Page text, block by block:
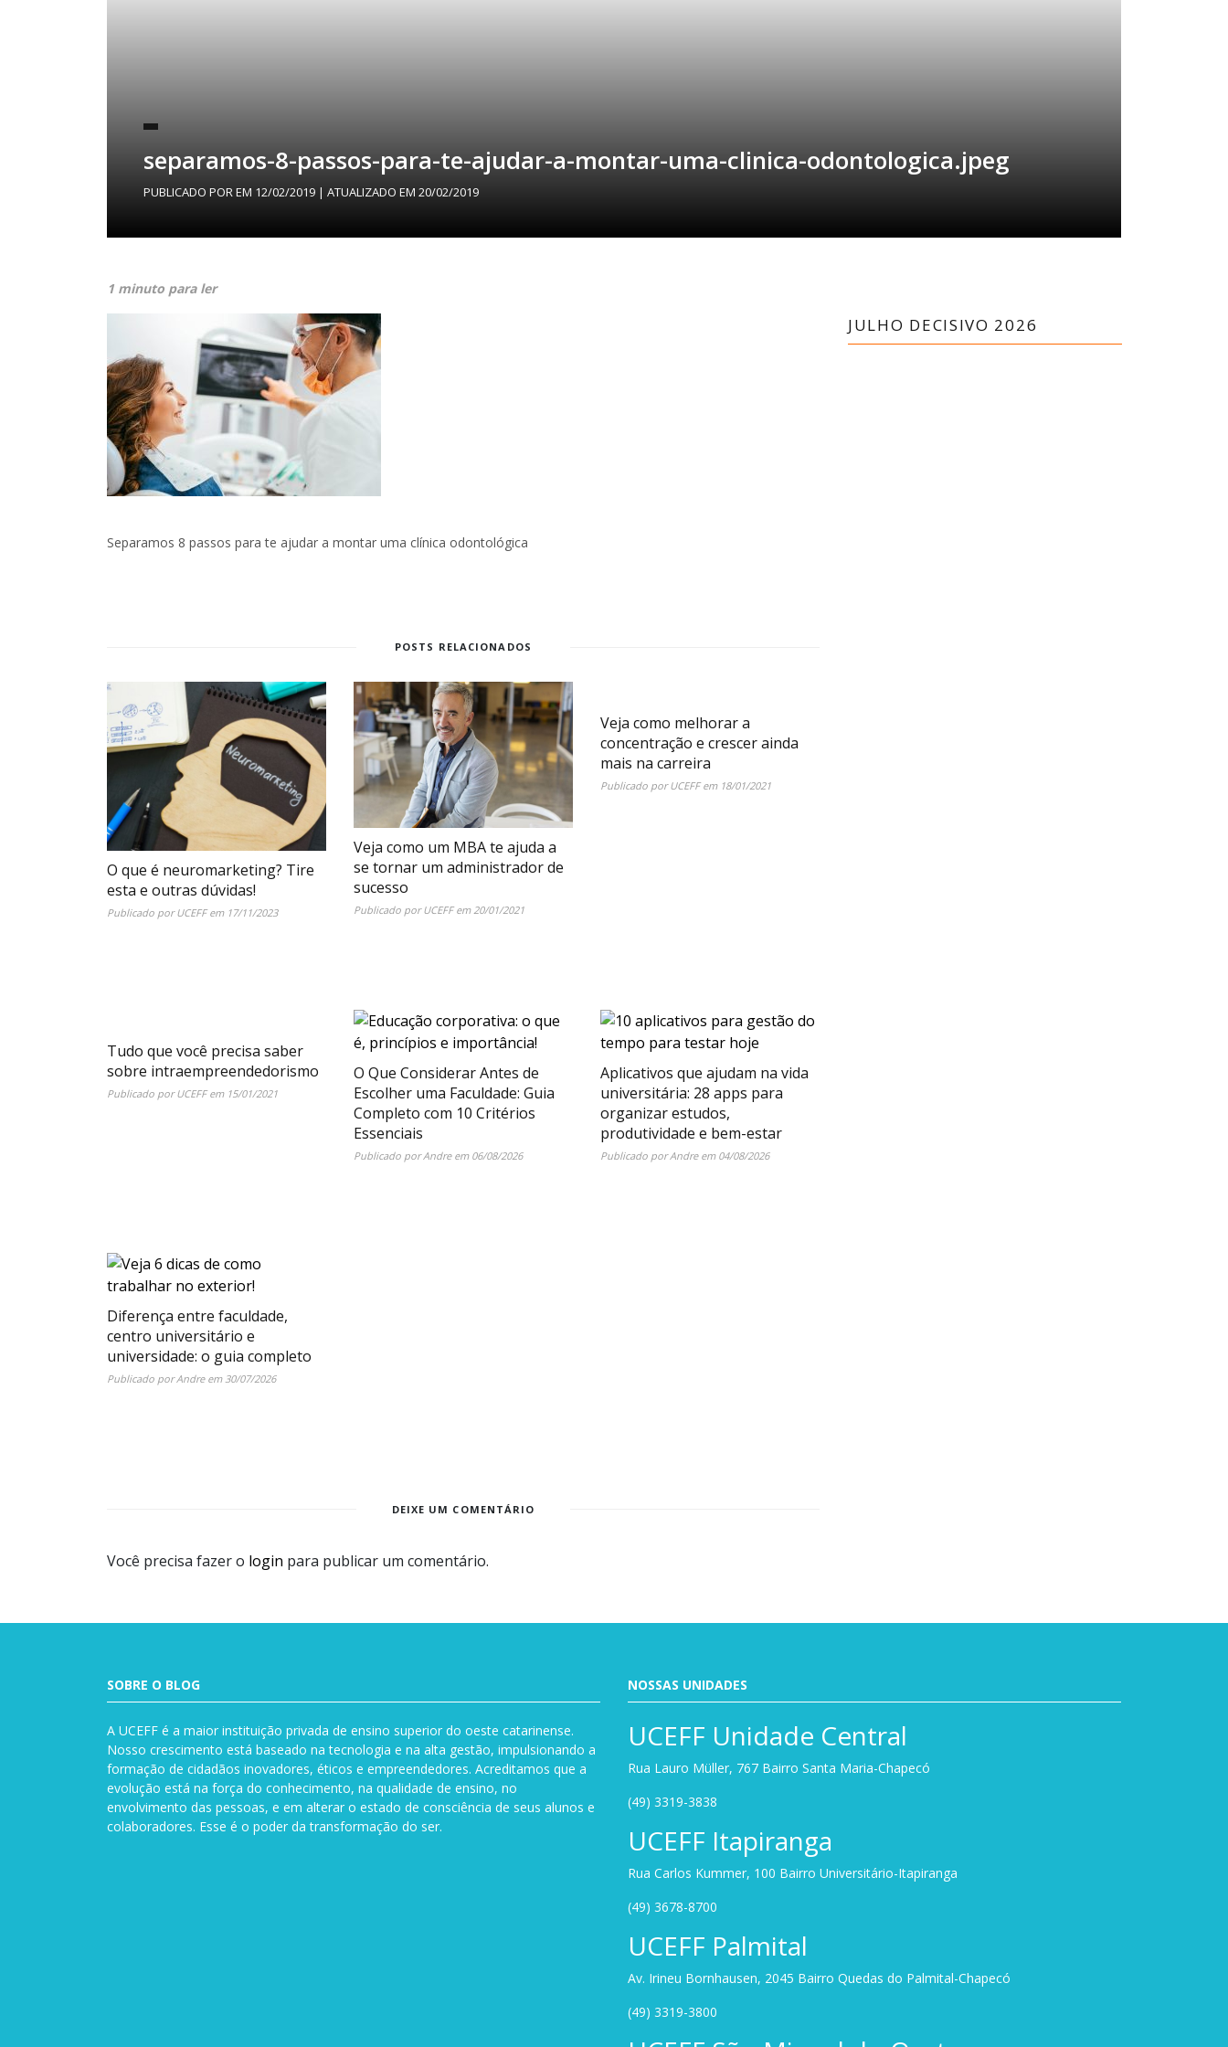
separamos-8-passos-para-te-ajudar-a-montar-uma-clinica-odontologica.jpeg
PUBLICADO POREM 12/02/2019 | ATUALIZADO EM 20/02/2019
1 minuto para ler
Separamos 8 passos para te ajudar a montar uma clínica odontológica
POSTS RELACIONADOS
O que é neuromarketing? Tire
esta e outras dúvidas!
Publicado porUCEFFem 17/11/2023
Veja como um MBA te ajuda a
se tornar um administrador de
sucesso
Publicado porUCEFFem 20/01/2021
Veja como melhorar a
concentração e crescer ainda
mais na carreira
Publicado porUCEFFem 18/01/2021
Tudo que você precisa saber
sobre intraempreendedorismo
Publicado porUCEFFem 15/01/2021
O Que Considerar Antes de
Escolher uma Faculdade: Guia
Completo com 10 Critérios
Essenciais
Publicado porAndreem 06/08/2026
Aplicativos que ajudam na vida
universitária: 28 apps para
organizar estudos,
produtividade e bem-estar
Publicado porAndreem 04/08/2026
Diferença entre faculdade,
centro universitário e
universidade: o guia completo
Publicado porAndreem 30/07/2026
DEIXE UM COMENTÁRIO
Você precisa fazer o login para publicar um comentário.
JULHO DECISIVO 2026
SOBRE O BLOG
A UCEFF é a maior instituição privada de ensino superior do oeste catarinense.
Nosso crescimento está baseado na tecnologia e na alta gestão, impulsionando a
formação de cidadãos inovadores, éticos e empreendedores. Acreditamos que a
evolução está na força do conhecimento, na qualidade de ensino, no
envolvimento das pessoas, e em alterar o estado de consciência de seus alunos e
colaboradores. Esse é o poder da transformação do ser.
NOSSAS UNIDADES
UCEFF Unidade Central
Rua Lauro Müller, 767 Bairro Santa Maria-Chapecó
(49) 3319-3838
UCEFF Itapiranga
Rua Carlos Kummer, 100 Bairro Universitário-Itapiranga
(49) 3678-8700
UCEFF Palmital
Av. Irineu Bornhausen, 2045 Bairro Quedas do Palmital-Chapecó
(49) 3319-3800